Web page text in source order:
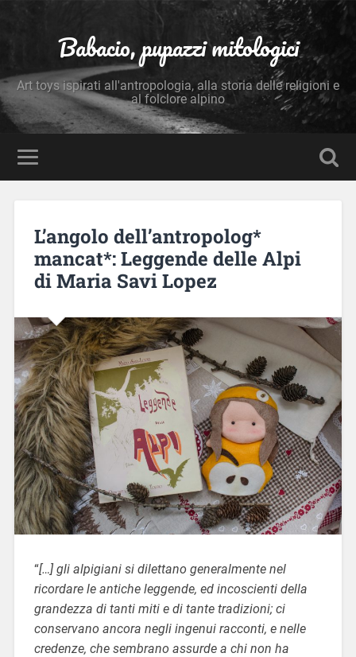
Babacio, pupazzi mitologici
Art toys ispirati all'antropologia, alla storia delle religioni e
al folclore alpino
L’angolo dell’antropolog*
mancat*: Leggende delle Alpi
di Maria Savi Lopez
“[…] gli alpigiani si dilettano generalmente nel
ricordare le antiche leggende, ed incoscienti della
grandezza di tanti miti e di tante tradizioni; ci
conservano ancora negli ingenui racconti, e nelle
credenze, che sembrano assurde a chi non ha